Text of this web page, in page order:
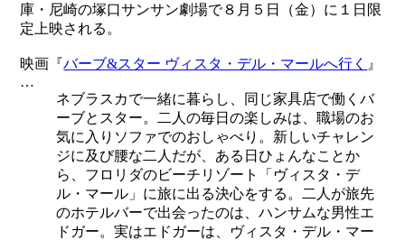
庫・尼崎の塚口サンサン劇場で８月５日（金）に１日限
定上映される。
映画『バーブ&スター ヴィスタ・デル・マールへ行く 』
…
ネブラスカで一緒に暮らし、同じ家具店で働くバ
ーブとスター。二人の毎日の楽しみは、職場のお
気に入りソファでのおしゃべり。新しいチャレン
ジに及び腰な二人だが、ある日ひょんなことか
ら、フロリダのビーチリゾート「ヴィスタ・デ
ル・マール」に旅に出る決心をする。二人が旅先
のホテルバーで出会ったのは、ハンサムな男性エ
ドガー。実はエドガーは、ヴィスタ・デル・マー